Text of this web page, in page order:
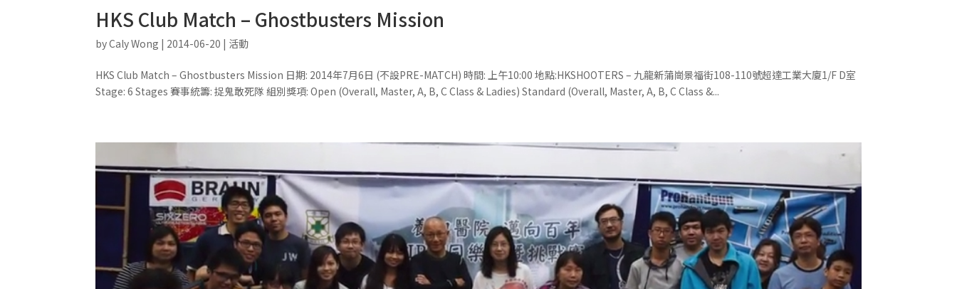
HKS Club Match – Ghostbusters Mission
byCaly Wong | 2014-06-20 | 活動
HKS Club Match – Ghostbusters Mission 日期: 2014年7月6日 (不設PRE-MATCH) 時間: 上午10:00 地點:HKSHOOTERS – 九龍新蒲崗景福街108-110號超達工業大廈1/F D室
Stage: 6 Stages 賽事統籌: 捉鬼敢死隊 組別獎項: Open (Overall, Master, A, B, C Class & Ladies) Standard (Overall, Master, A, B, C Class &...